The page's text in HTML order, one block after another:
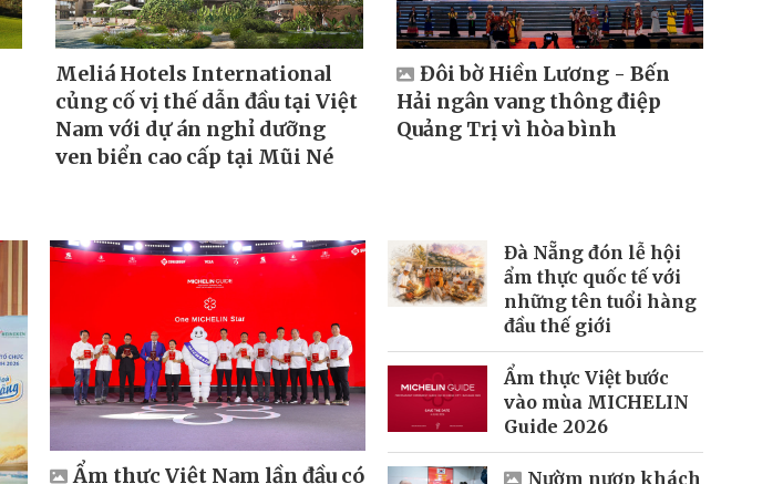
Meliá Hotels International
củng cố vị thế dẫn đầu tại Việt
Nam với dự án nghỉ dưỡng
ven biển cao cấp tại Mũi Né
Đôi bờ Hiền Lương - Bến
Hải ngân vang thông điệp
Quảng Trị vì hòa bình
Ẩm thực Việt Nam lần đầu có
Đà Nẵng đón lễ hội
ẩm thực quốc tế với
những tên tuổi hàng
đầu thế giới
Ẩm thực Việt bước
vào mùa MICHELIN
Guide 2026
Nườm nượp khách